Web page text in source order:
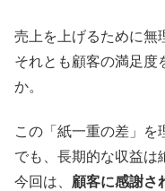
売上を上げるために無
それとも顧客の満足度
か。
この「紙一重の差」を
でも、長期的な収益は
今回は、 顧客に感謝さ